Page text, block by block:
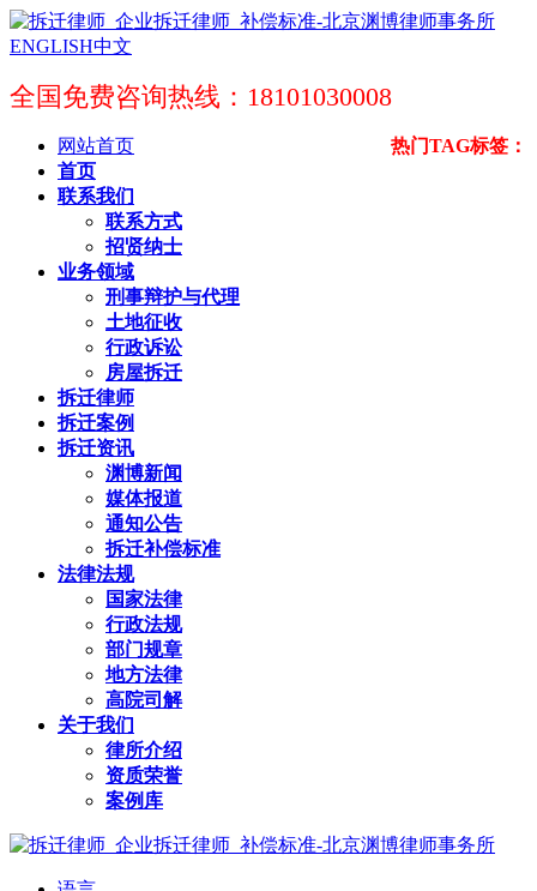
ENGLISH中文
全国免费咨询热线：18101030008
热门TAG标签：
网站首页
首页
联系我们
联系方式
招贤纳士
业务领域
刑事辩护与代理
土地征收
行政诉讼
房屋拆迁
拆迁律师
拆迁案例
拆迁资讯
渊博新闻
媒体报道
通知公告
拆迁补偿标准
法律法规
国家法律
行政法规
部门规章
地方法律
高院司解
关于我们
律所介绍
资质荣誉
案例库